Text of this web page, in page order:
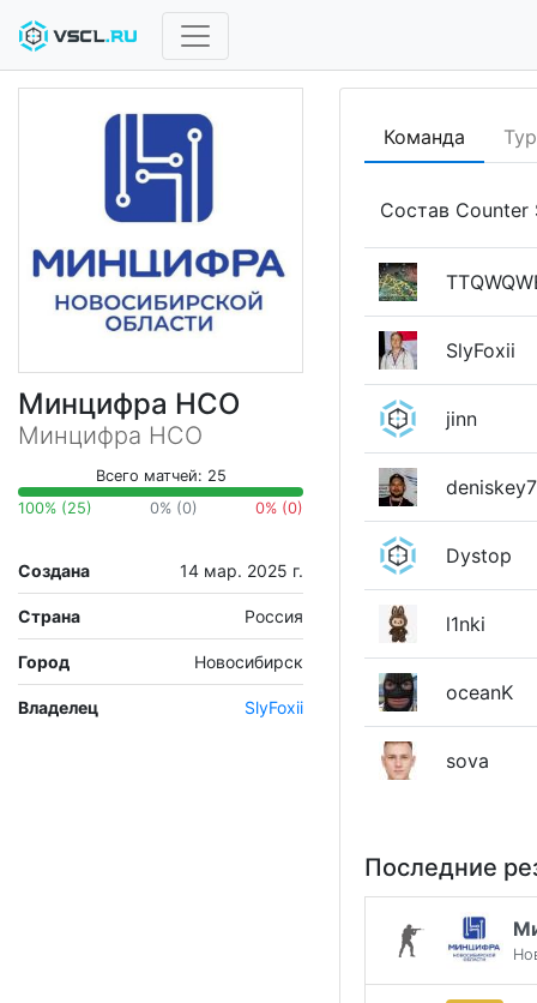
Минцифра НСО
Минцифра НСО
Всего матчей: 25
100% (25)
0% (0) 0% (0)
Создана 14 мар. 2025 г.
Страна Россия
Город Новосибирск
Владелец SlyFoxii
Команда
Состав
SlyFoxii
jinn
Dystop
l1nki
oceanK
sova
Последние